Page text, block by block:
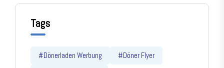
Tags
#Dönerladen Werbung
#Döner Flyer